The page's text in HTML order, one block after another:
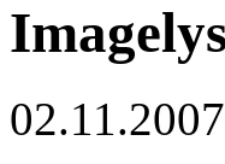
02.11.2007